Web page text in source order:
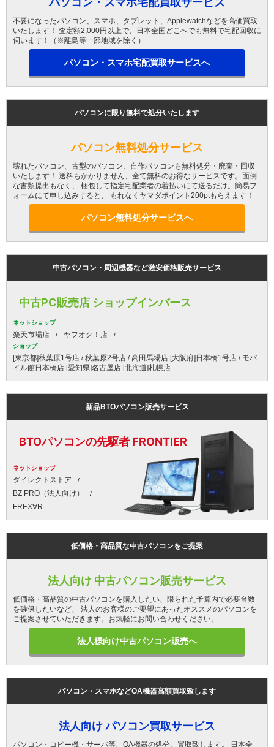
不要になったパソコン、スマホ、タブレット、Applewatchなどを高価買取
いたします！ 査定額2,000円以上で、日本全国どこへでも無料で宅配回収に
伺います！（※離島等一部地域を除く）
パソコン・スマホ宅配買取サービスへ
パソコンに限り無料で処分いたします
パソコン無料処分サービス
壊れたパソコン、古型のパソコン、自作パソコンも無料処分・廃棄・回収
いたします！ 送料もかかりません、全て無料のお得なサービスです。面倒
な書類提出もなく、 梱包して指定宅配業者の着払いにて送るだけ。簡易フ
ォームにて申し込みすると、 もれなくヤマダポイント200ptもらえます！
パソコン無料処分サービスへ
中古パソコン・周辺機器など激安価格販売サービス
中古PC販売店 ショップインバース
ネットショップ
楽天市場店 ヤフオク！店
ショップ
[東京都]秋葉原1号店 / 秋葉原2号店 / 高田馬場店 [大阪府]日本橋1号店 / モバ
イル館日本橋店 [愛知県]名古屋店 [北海道]札幌店
新品BTOパソコン販売サービス
BTOパソコンの先駆者 FRONTIER
ネットショップ
ダイレクトストア
BZ PRO（法人向け）
FREX∀R
低価格・高品質な中古パソコンをご提案
法人向け 中古パソコン販売サービス
低価格・高品質の中古パソコンを購入したい、限られた予算内で必要台数
を確保したいなど、 法人のお客様のご要望にあったオススメのパソコンを
ご提案させていただきます。お気軽にお問い合わせください。
法人様向け中古パソコン販売へ
パソコン・スマホなどOA機器高額買取致します
法人向け パソコン買取サービス
パソコン・コピー機・サーバ等、OA機器の処分、買取致します。 日本全